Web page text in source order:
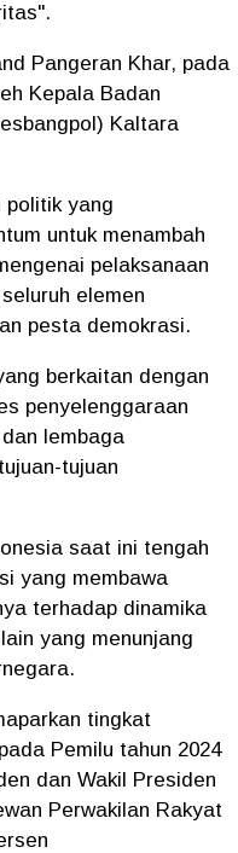
Pangeran Khar, pada
Kepala Badan
Kaltara
politik yang
untuk menambah
pelaksanaan
elemen
pesta demokrasi.
berkaitan dengan
penyelenggaraan
lembaga
tujuan
saat ini tengah
yang membawa
terhadap dinamika
yang menunjang
tingkat
Pemilu tahun 2024
dan Wakil Presiden
Perwakilan Rakyat